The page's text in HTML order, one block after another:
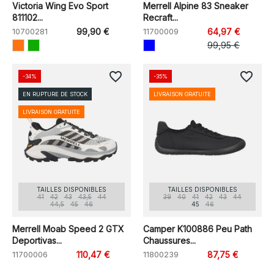
Victoria Wing Evo Sport
811102...
10700281 99,90 €
Merrell Alpine 83 Sneaker
Recraft...
11700009
64,97 €
99,95 €
TAILLES DISPONIBLES
41
42 43 43,5
44
44,5
45 46
Merrell Moab Speed 2 GTX
Deportivas...
11700006
110,47 €
-34%
EN RUPTURE DE STOCK
LIVRAISON GRATUITE
favorite_border
TAILLES DISPONIBLES
39
40 41 42 43
44
45
46
Camper K100886 Peu Path
Chaussures...
11800239
87,75 €
-35%
LIVRAISON GRATUITE
favorite_border